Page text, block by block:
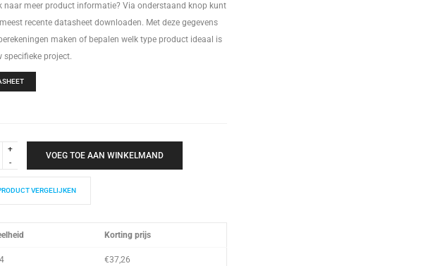
naar meer product informatie? Via onderstaand knop kunt
recente datasheet downloaden. Met deze gegevens
maken of bepalen welk type product ideaal is
specifieke project.
VOEG TOE AAN WINKELMAND
VERGELIJKEN
Korting prijs
€37,26